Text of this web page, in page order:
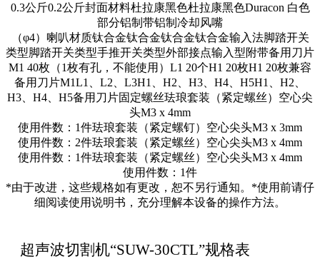
0.3公斤0.2公斤封面材料杜拉康黑色杜拉康黑色Duracon 白色
部分铝制带铝制冷却风嘴
（φ4）喇叭材质钛合金钛合金钛合金钛合金输入法脚踏开关
类型脚踏开关类型手推开关类型外部接点输入型附带备用刀片
M1 40枚（1枚有孔，不能使用）L1 20个H1 20枚H1 20枚兼容
备用刀片M1L1、L2、L3H1、H2、H3、H4、H5H1、H2、
H3、H4、H5备用刀片固定螺丝珐琅套装（紧定螺丝）空心尖
头M3 x 4mm
使用件数：1件珐琅套装（紧定螺钉）空心尖头M3 x 3mm
使用件数：2件珐琅套装（紧定螺丝）空心尖头M3 x 4mm
使用件数：1件珐琅套装（紧定螺丝）空心尖头M3 x 4mm
使用件数：1件
*由于改进，这些规格如有更改，恕不另行通知。*使用前请仔
细阅读使用说明书，充分理解本设备的操作方法。
超声波切割机“SUW-30CTL”规格表